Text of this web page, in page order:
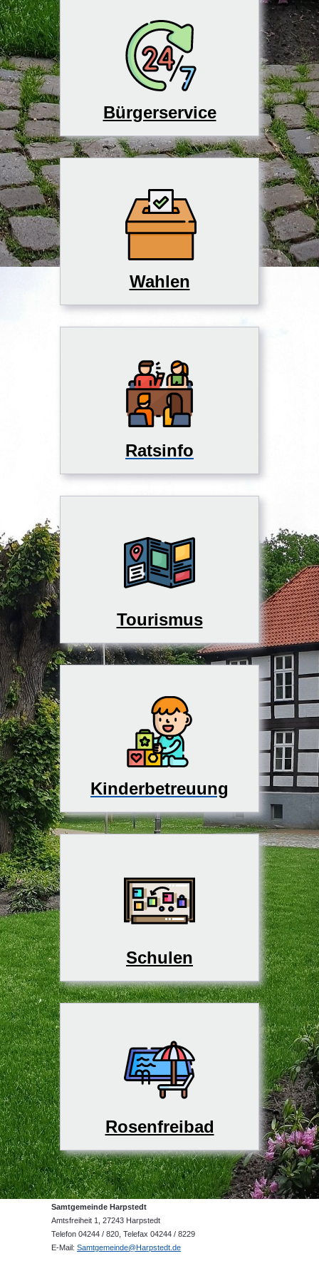
Bürgerservice
Wahlen
Ratsinfo
Tourismus
Kinderbetreuung
Schulen
Rosenfreibad
Samtgemeinde Harpstedt
Amtsfreiheit 1, 27243 Harpstedt
Telefon 04244 / 820, Telefax 04244 / 8229
E-Mail: Samtgemeinde@Harpstedt.de